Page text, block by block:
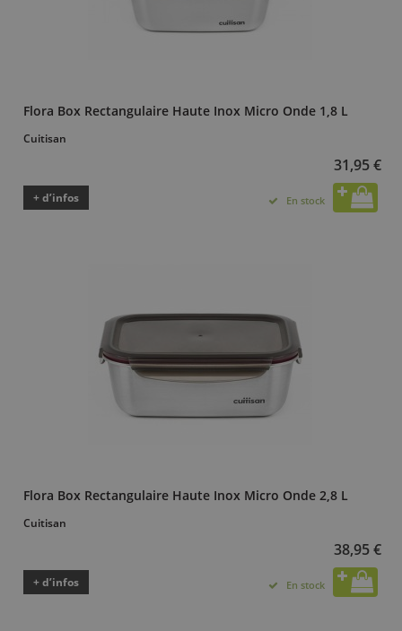
Flora Box Rectangulaire Haute Inox Micro Onde 1,8 L
Cuitisan
31,95 €
+ d’infos En stock
Flora Box Rectangulaire Haute Inox Micro Onde 2,8 L
Cuitisan
38,95 €
+ d’infos En stock